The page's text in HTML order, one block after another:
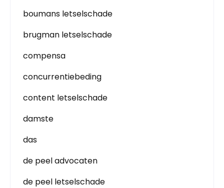
boumans letselschade
brugman letselschade
compensa
concurrentiebeding
content letselschade
damste
das
de peel advocaten
de peel letselschade